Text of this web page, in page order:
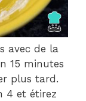
avec de la
15 minutes
plus tard.
4 et étirez